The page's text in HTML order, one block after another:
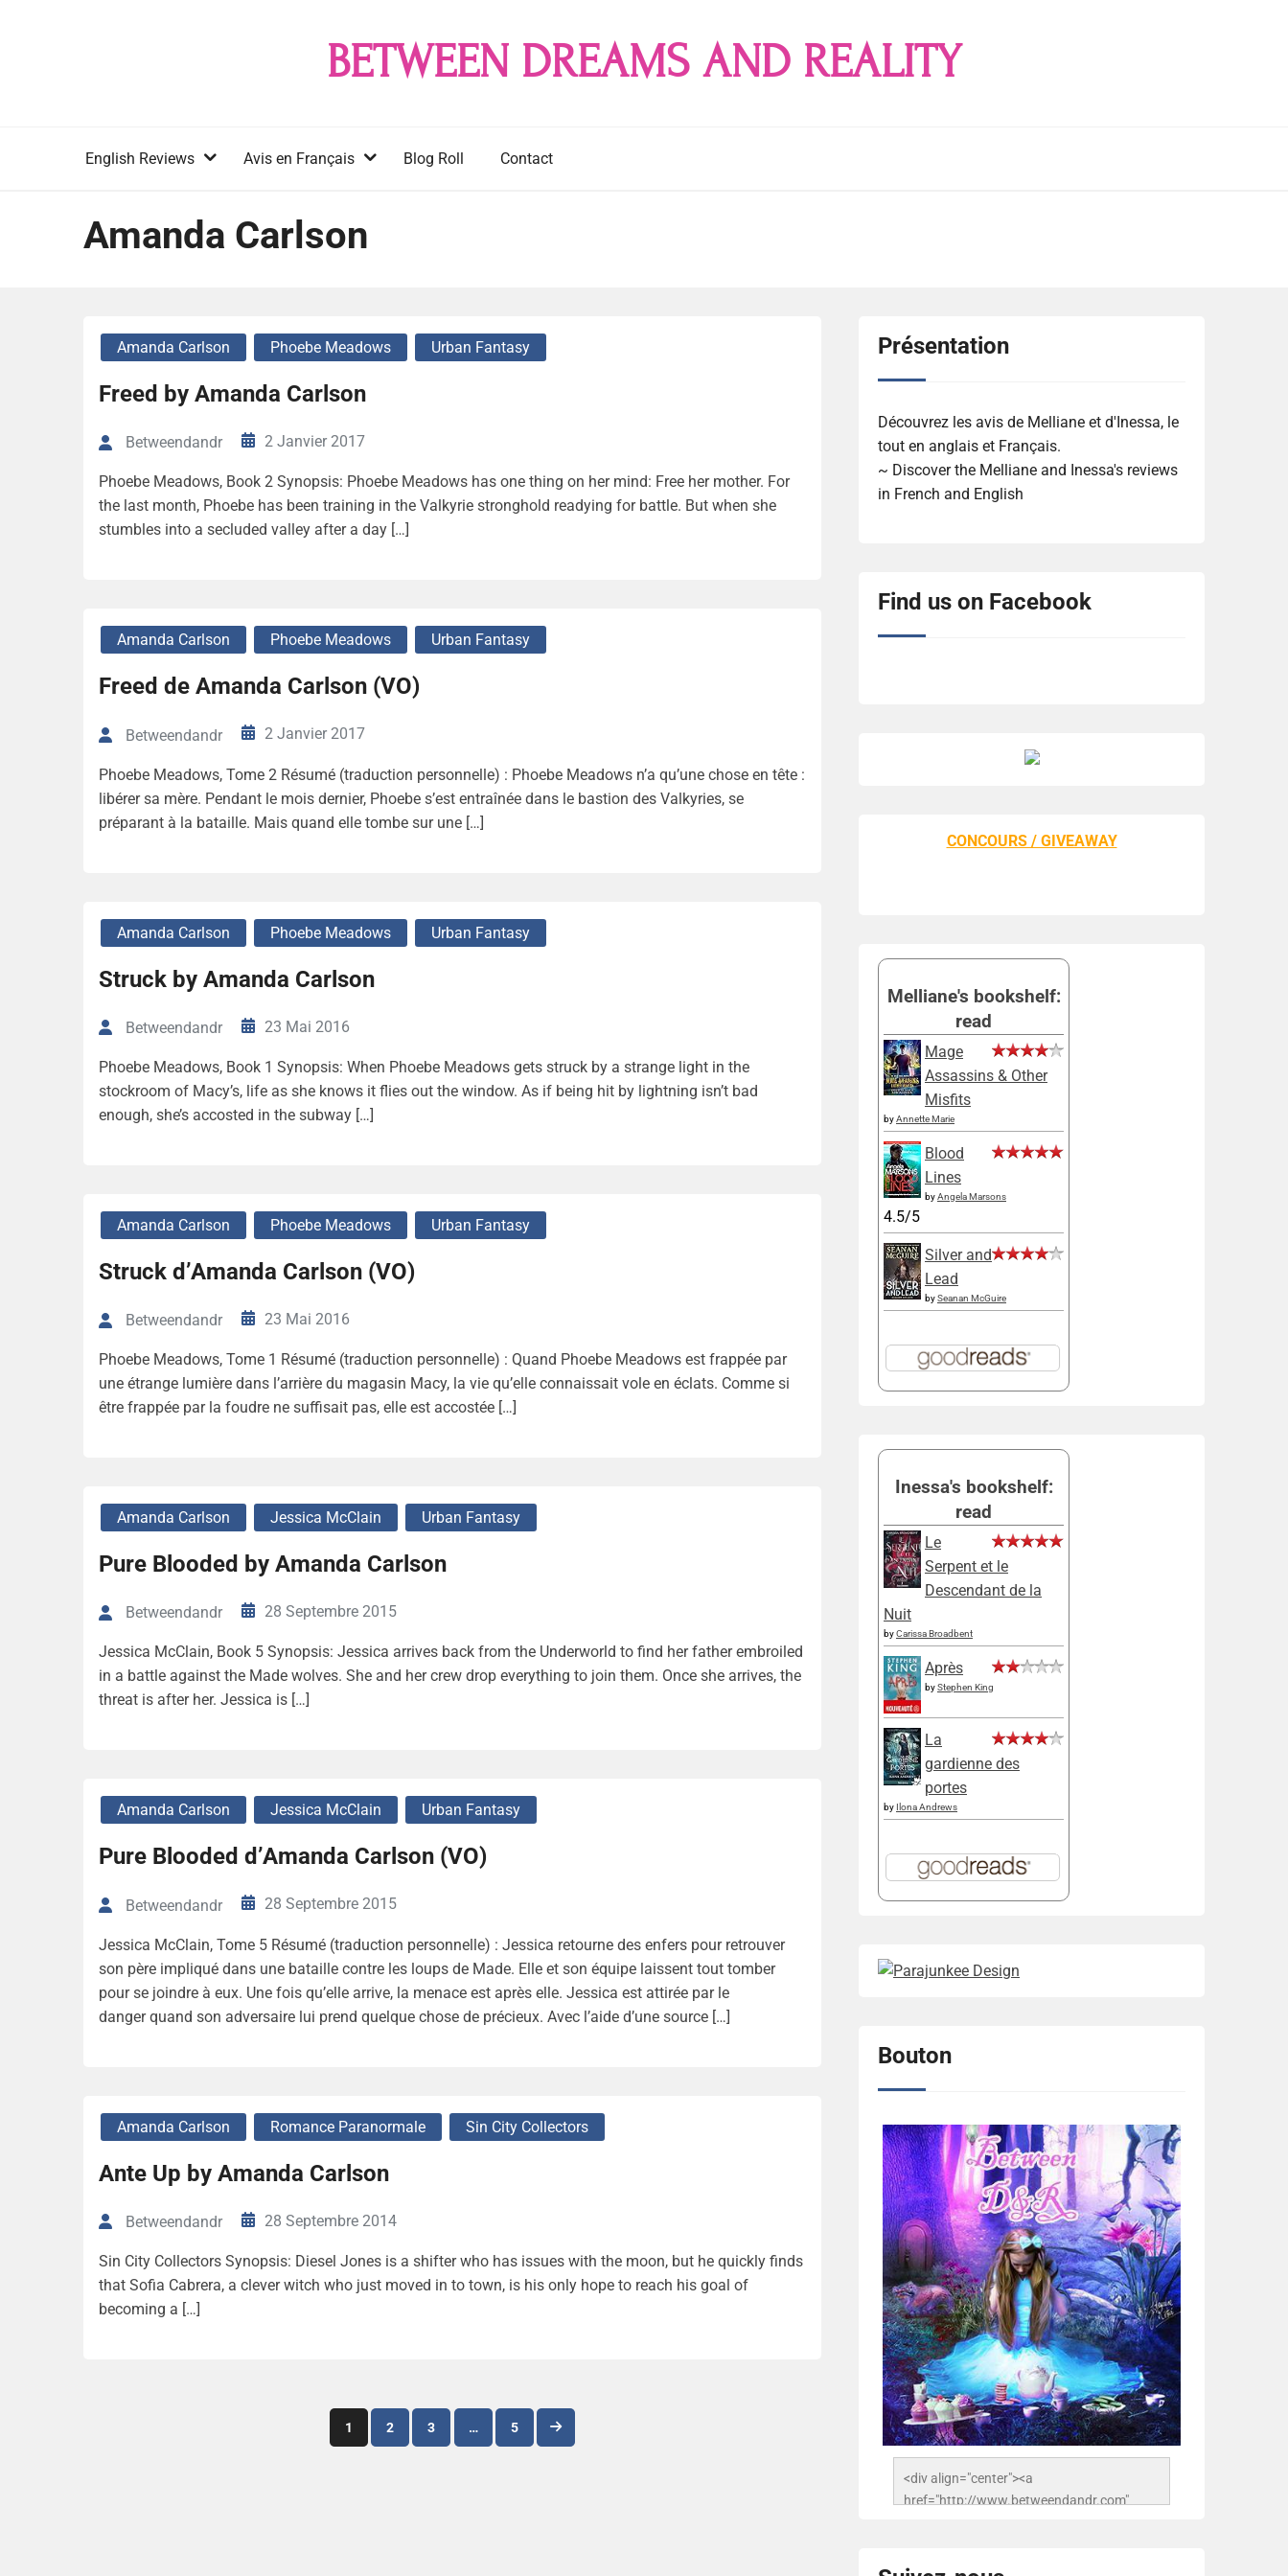
BETWEEN DREAMS AND REALITY
English Reviews Avis en Français Blog Roll Contact
Amanda Carlson
Amanda Carlson Phoebe Meadows Urban Fantasy
Freed by Amanda Carlson
Betweendandr 2 Janvier 2017
Phoebe Meadows, Book 2 Synopsis: Phoebe Meadows has one thing on her mind: Free her mother. For
the last month, Phoebe has been training in the Valkyrie stronghold readying for battle. But when she
stumbles into a secluded valley after a day […]
Amanda Carlson Phoebe Meadows Urban Fantasy
Freed de Amanda Carlson (VO)
Betweendandr 2 Janvier 2017
Phoebe Meadows, Tome 2 Résumé (traduction personnelle) : Phoebe Meadows n’a qu’une chose en tête :
libérer sa mère. Pendant le mois dernier, Phoebe s’est entraînée dans le bastion des Valkyries, se
préparant à la bataille. Mais quand elle tombe sur une […]
Amanda Carlson Phoebe Meadows Urban Fantasy
Struck by Amanda Carlson
Betweendandr 23 Mai 2016
Phoebe Meadows, Book 1 Synopsis: When Phoebe Meadows gets struck by a strange light in the
stockroom of Macy’s, life as she knows it flies out the window. As if being hit by lightning isn’t bad
enough, she’s accosted in the subway […]
Amanda Carlson Phoebe Meadows Urban Fantasy
Struck d’Amanda Carlson (VO)
Betweendandr 23 Mai 2016
Phoebe Meadows, Tome 1 Résumé (traduction personnelle) : Quand Phoebe Meadows est frappée par
une étrange lumière dans l’arrière du magasin Macy, la vie qu’elle connaissait vole en éclats. Comme si
être frappée par la foudre ne suffisait pas, elle est accostée […]
Amanda Carlson Jessica McClain Urban Fantasy
Pure Blooded by Amanda Carlson
Betweendandr 28 Septembre 2015
Jessica McClain, Book 5 Synopsis: Jessica arrives back from the Underworld to find her father embroiled
in a battle against the Made wolves. She and her crew drop everything to join them. Once she arrives, the
threat is after her. Jessica is […]
Amanda Carlson Jessica McClain Urban Fantasy
Pure Blooded d’Amanda Carlson (VO)
Betweendandr 28 Septembre 2015
Jessica McClain, Tome 5 Résumé (traduction personnelle) : Jessica retourne des enfers pour retrouver
son père impliqué dans une bataille contre les loups de Made. Elle et son équipe laissent tout tomber
pour se joindre à eux. Une fois qu’elle arrive, la menace est après elle. Jessica est attirée par le
danger quand son adversaire lui prend quelque chose de précieux. Avec l’aide d’une source […]
Amanda Carlson Romance Paranormale Sin City Collectors
Ante Up by Amanda Carlson
Betweendandr 28 Septembre 2014
Sin City Collectors Synopsis: Diesel Jones is a shifter who has issues with the moon, but he quickly finds
that Sofia Cabrera, a clever witch who just moved in to town, is his only hope to reach his goal of
becoming a […]
Navigation
1 2 3 … 5
Présentation
Découvrez les avis de Melliane et d'Inessa, le
tout en anglais et Français.
~ Discover the Melliane and Inessa's reviews
in French and English
Find us on Facebook
CONCOURS / GIVEAWAY
Melliane's bookshelf:
read
Mage
Assassins & Other
Misfits
byAnnette Marie
Blood
Lines
byAngela Marsons
4.5/5
Silver and
Lead
bySeanan McGuire
Inessa's bookshelf:
read
Le
Serpent et le
Descendant de la
Nuit
byCarissa Broadbent
Après
byStephen King
La
gardienne des
portes
by Ilona Andrews
Bouton
<div align="center"><a
href="http://www.betweendandr.com"
503716673157532-